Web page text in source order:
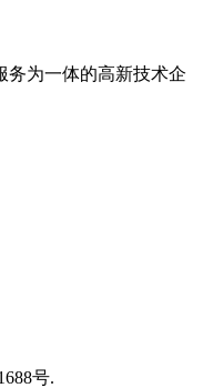
务为一体的高新技术企
号.